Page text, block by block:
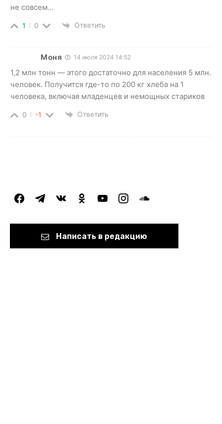
не совсем…
1 0 Ответить
Моня 14 июля 2024 14:52
1,2 млн тонн — этого достаточно для населения 5 млн.
человек. Получится где-то по 200 кг хлеба на 1
человека, включая младенцев и немощных стариков
0 -1 Ответить
facebooktelegramvkontakteodnoklassniki
youtubeinstagramsoundcloud
Написать в редакцию